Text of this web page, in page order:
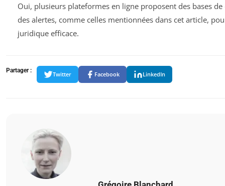
Oui, plusieurs plateformes en ligne proposent des bases de
des alertes, comme celles mentionnées dans cet article,
juridique efficace.
Partager :
Twitter Facebook LinkedIn